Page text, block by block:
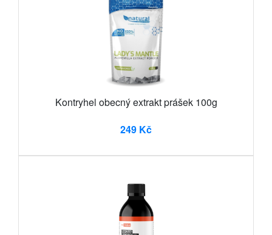
Kontryhel obecný extrakt prášek 100g
249 Kč